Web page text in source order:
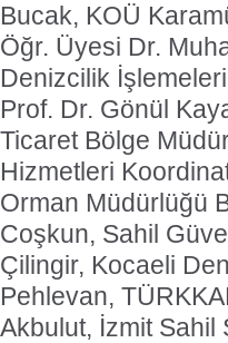
Bucak, KOÜ
Öğr. Üyesi Dr.
Denizcilik
Prof. Dr. Gönül
Ticaret Bölge
Hizmetleri
Orman Müdürlüğü
Coşkun, Sahil
Çilingir, Kocaeli
Pehlevan,
Akbulut, İzmit Sahil